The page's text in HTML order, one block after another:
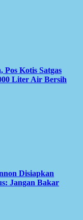
Pos Kotis Satgas
Liter Air Bersih
Disiapkan
Jangan Bakar